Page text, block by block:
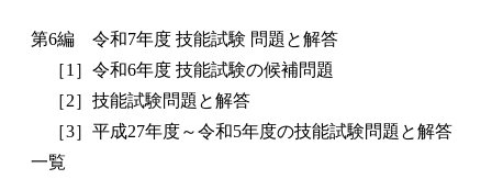
第6編 令和7年度 技能試験 問題と解答
［1］令和6年度 技能試験の候補問題
［2］技能試験問題と解答
［3］平成27年度～令和5年度の技能試験問題と解答
一覧